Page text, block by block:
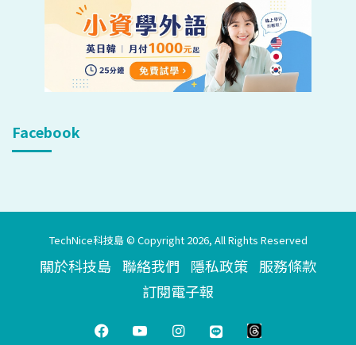
Facebook
TechNice科技島 © Copyright 2026, All Rights Reserved
關於科技島 聯絡我們 隱私政策 服務條款
訂閱電子報